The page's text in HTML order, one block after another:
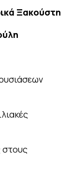
Ξακούστη
στους